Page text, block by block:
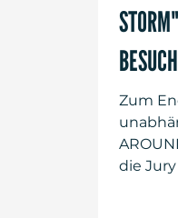
Zum
die